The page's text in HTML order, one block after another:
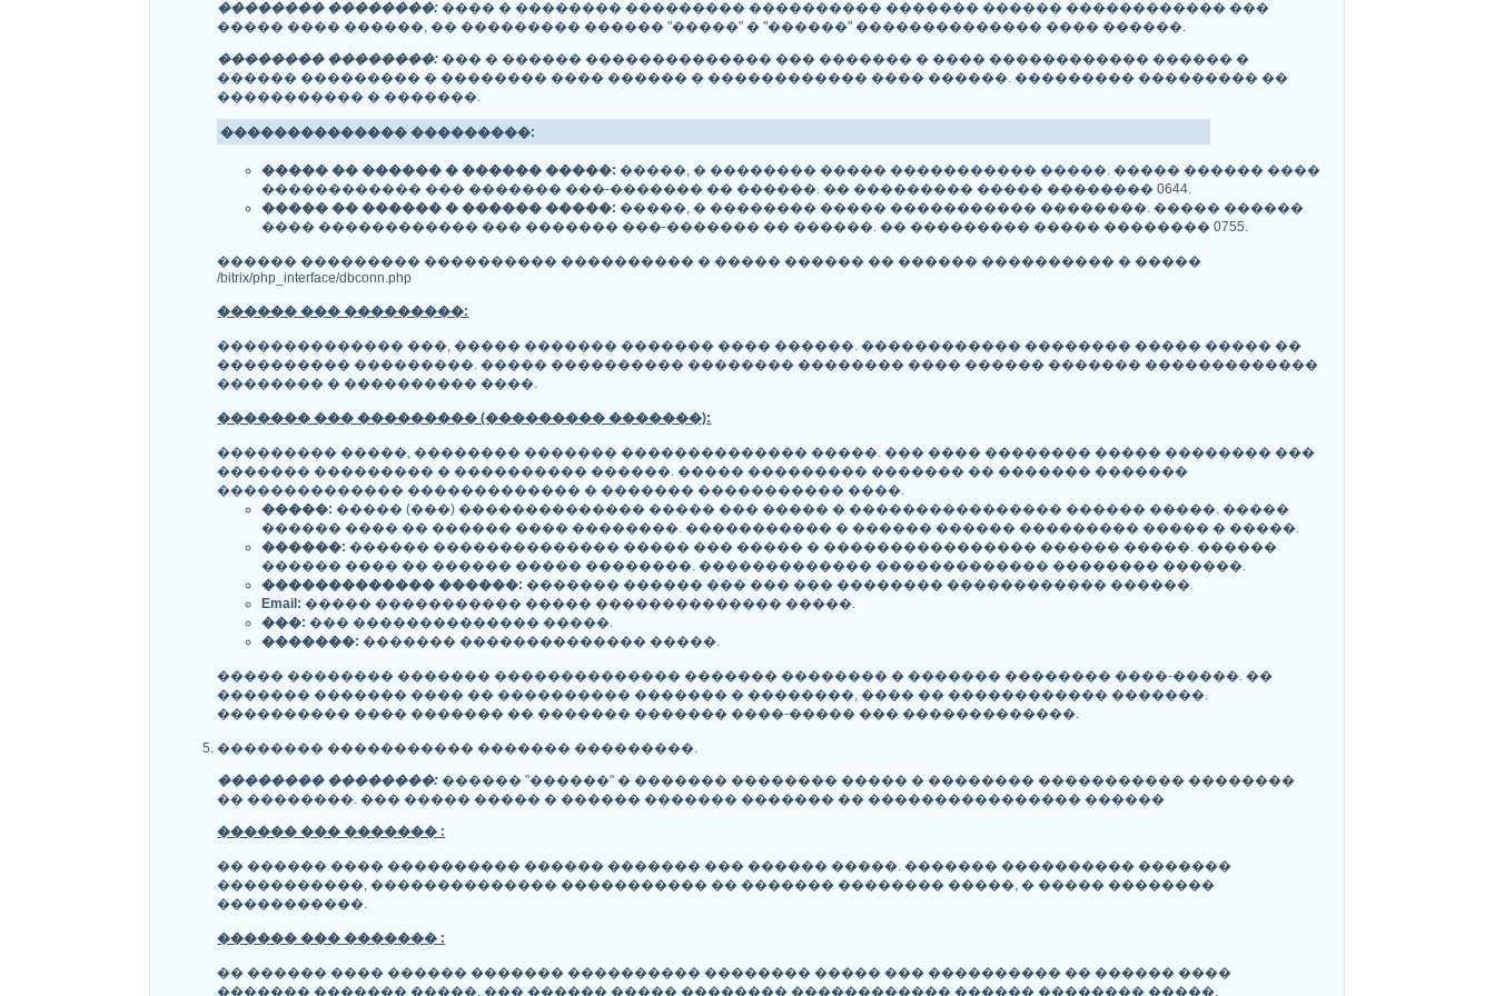
�������� ��������: ���� � �������� ��������� ���������� ������� ������ ������������ ���
����� ���� ������, �� ��������� ������ "�����" � "������" �������������� ���� ������.
�������� ��������: ��� � ������ �������������� ��� ������� � ���� ������������ ������ �
������ ��������� � �������� ���� ������ � ������������ ���� ������. ��������� ��������� ��
����������� � �������.
�������������� ���������:
����� �� ������ � ������ �����: �����, � �������� ����� ����������� �����. ����� ������ ����
������������ ��� ������� ���-������� �� ������. �� ��������� ����� �������� 0644.
����� �� ������ � ������ �����: �����, � �������� ����� ����������� ��������. ����� ������
���� ������������ ��� ������� ���-������� �� ������. �� ��������� ����� �������� 0755.
������ ��������� ���������� ���������� � ����� ������ �� ������ ���������� � �����
/bitrix/php_interface/dbconn.php
������ ��� ���������:
�������������� ���, ����� ������� ������� ���� ������. ������������ �������� ����� ����� ��
���������� ���������. ����� ���������� �������� �������� ���� ������ ������� �������������
�������� � ���������� ����.
������� ��� ��������� (��������� �������):
��������� �����, �������� ������� �������������� �����. ��� ���� �������� ����� �������� ���
������� ��������� � ���������� ������. ����� ��������� ������� �� ������� �������
�������������� ������������� � ������� ����������� ����.
�����: ����� (���) �������������� ����� ��� ����� � ���������������� ������ �����. �����
������ ���� �� ������ ���� ��������. ����������� � ������ ������ ��������� ����� � �����.
������: ������ �������������� ����� ��� ����� � ���������������� ������ �����. ������
������ ���� �� ������ ����� ��������. ������������� ������������� �������� ������.
������������� ������: ������� ������ ��� ��� ��� �������� ������������ ������.
Email: ����� ����������� ����� �������������� �����.
���: ��� �������������� �����.
�������: ������� �������������� �����.
����� �������� ������� �������������� ������� �������� � ������� �������� ����-�����. ��
������� ������� ���� �� ���������� ������� � ��������, ���� �� ������������ �������.
���������� ���� ������� �� ������� ������� ����-����� ��� �������������.
�������� ����������� ������� ���������.
�������� ��������: ������ "������" � ������� �������� ����� � �������� ����������� ��������
�� ��������. ��� ����� ����� � ������ ������� ������� �� ���������������� ������
������ ��� ������� :
�� ������ ���� ���������� ������ ������� ��� ������ �����. ������� ���������� �������
�����������, �������������� ����������� �� ������� �������� �����, � ����� ��������
�����������.
������ ��� ������� :
�� ������ ���� ������ ������� ���������� �������� ����� ��� ���������� �� ������ ����
������� ������� �����. ��� ������ ����� �������� ������������ ������ �������� �����.